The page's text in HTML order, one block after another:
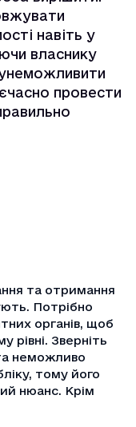
навіть у
власнику
провести
та отримання
Потрібно
органів, щоб
рівні. Зверніть
неможливо
тому його
нюанс. Крім